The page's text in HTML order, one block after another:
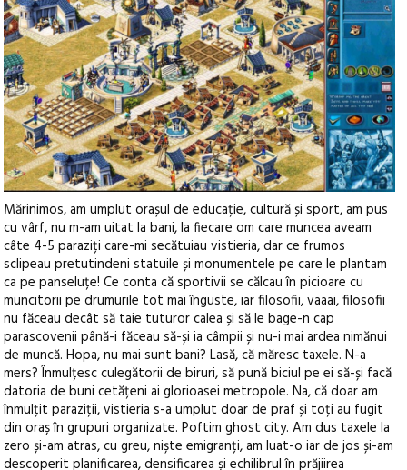
Mărinimos, am umplut orașul de educație, cultură și sport, am pus
cu vârf, nu m-am uitat la bani, la fiecare om care muncea aveam
câte 4-5 paraziți care-mi secătuiau vistieria, dar ce frumos
sclipeau pretutindeni statuile și monumentele pe care le plantam
ca pe panseluțe! Ce conta că sportivii se călcau în picioare cu
muncitorii pe drumurile tot mai înguste, iar filosofii, vaaai, filosofii
nu făceau decât să taie tuturor calea și să le bage-n cap
parascovenii până-i făceau să-și ia câmpii și nu-i mai ardea nimănui
de muncă. Hopa, nu mai sunt bani? Lasă, că măresc taxele. N-a
mers? Înmulțesc culegătorii de biruri, să pună biciul pe ei să-și facă
datoria de buni cetățeni ai glorioasei metropole. Na, că doar am
înmulțit paraziții, vistieria s-a umplut doar de praf și toți au fugit
din oraș în grupuri organizate. Poftim ghost city. Am dus taxele la
zero și-am atras, cu greu, niște emigranți, am luat-o iar de jos și-am
descoperit planificarea, densificarea și echilibrul în prăjiirea